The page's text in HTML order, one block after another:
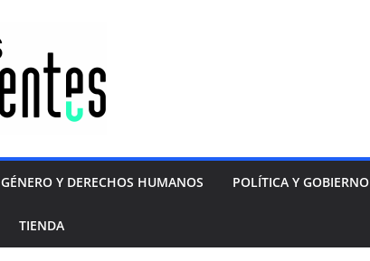
GÉNERO Y DERECHOS HUMANOS POLÍTICA Y GOBIERNO
TIENDA